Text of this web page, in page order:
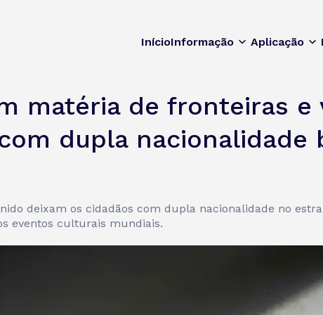
InícioInformação Aplicação
matéria de fronteiras
dupla nacionalidade
deixam os cidadãos com dupla nacionalidade no
eventos culturais mundiais.